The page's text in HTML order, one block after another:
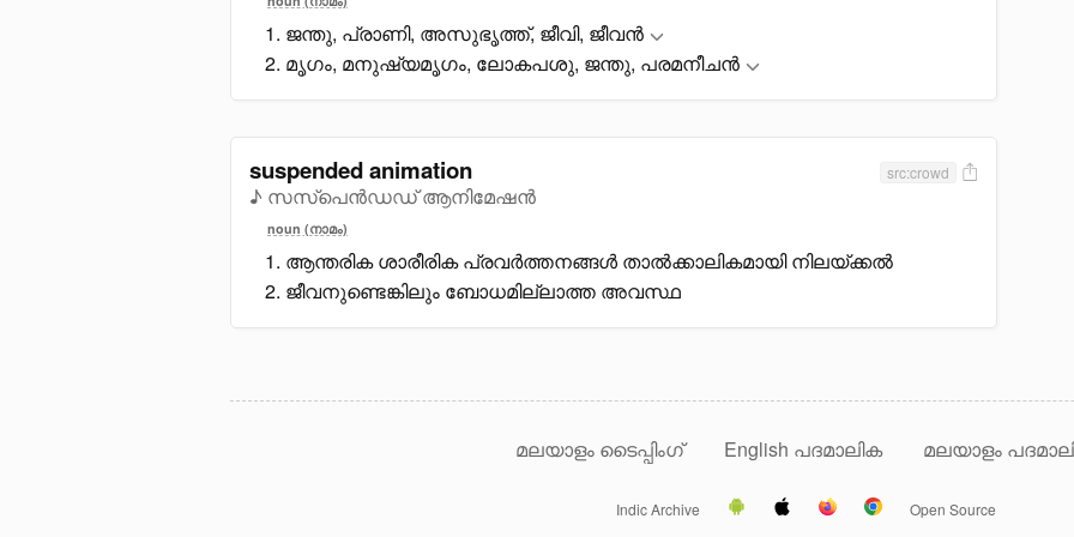
ജന്തു, പ്രാണി, അസുഭൃത്ത്, ജീവി, ജീവൻ
മൃഗം, മനുഷ്യമൃഗം, ലോകപശു, ജന്തു, പരമനീചൻ
suspended animation
♪ സസ്പെൻഡഡ് ആനിമേഷൻ
src:crowd
noun (നാമം)
ആന്തരിക ശാരീരിക പ്രവർത്തനങ്ങൾ താൽക്കാലികമായി നിലയ്ക്കൽ
ജീവനുണ്ടെങ്കിലും ബോധമില്ലാത്ത അവസ്ഥ
മലയാളം ടൈപ്പിംഗ് English പദമാലിക മലയാളം
Indic Archive Open Source